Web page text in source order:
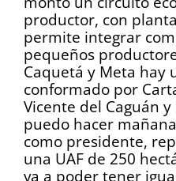
productor, con
permite integrar
pequeños
Caquetá y Meta hay
conformado por
Vicente del Caguán
puedo hacer
como presidente,
una UAF de 250
va a poder tener